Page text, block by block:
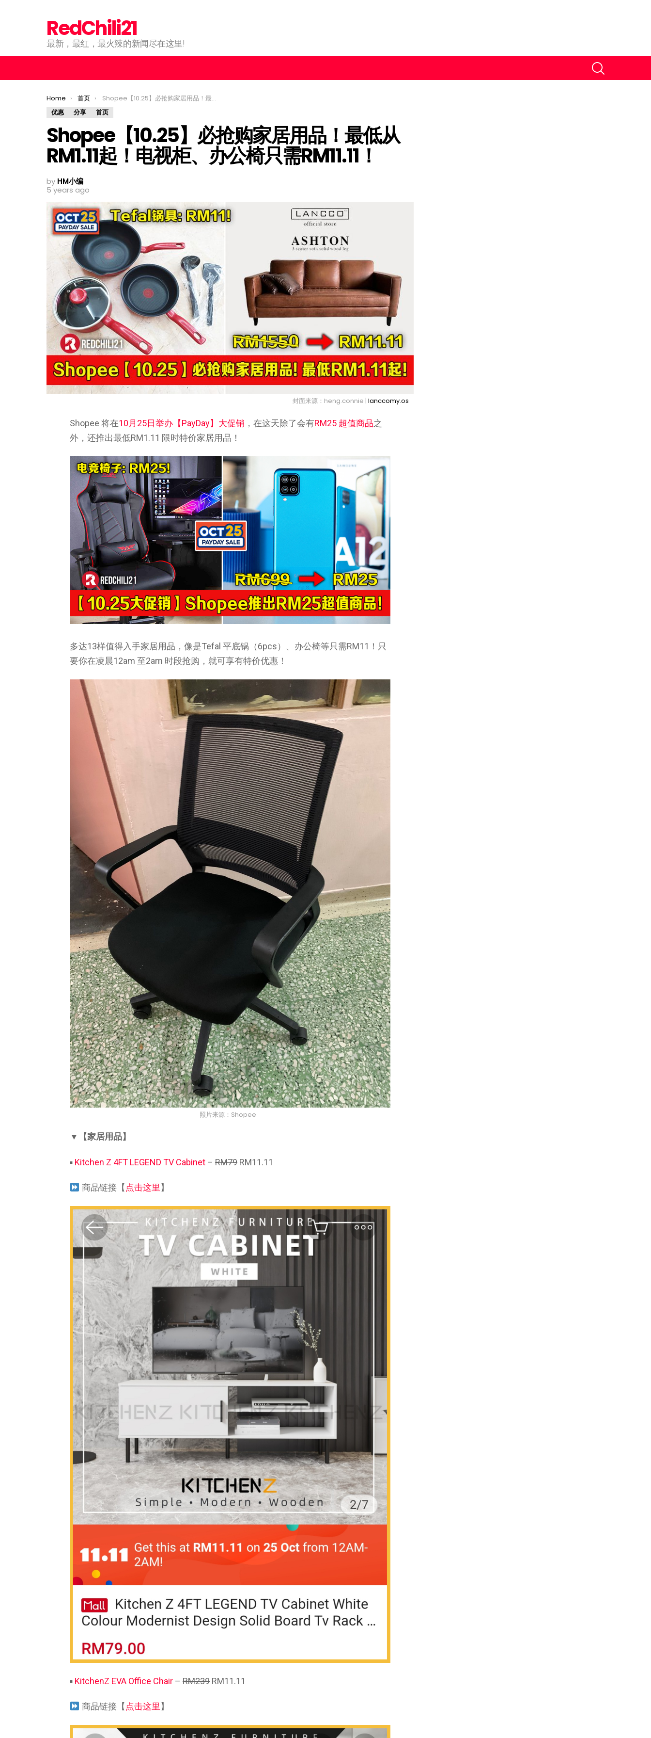
RedChili21
最新，最红，最火辣的新闻尽在这里!
You are here:
Home 首页
Shopee【10.25】必抢购家居用品！最低从RM1.11起！电视柜、办公椅只需RM11.11！
优惠
分享 首页
Shopee【10.25】必抢购家居用品！最低从
RM1.11起！电视柜、办公椅只需RM11.11！
by HM小编
5 years ago
封面来源：heng.connie | lanccomy.os
Shopee 将在10月25日举办【PayDay】大促销 ，在这天除了会有RM25 超值商品之
外，还推出最低RM1.11 限时特价家居用品！
多达13样值得入手家居用品，像是Tefal 平底锅（6pcs）、办公椅等只需RM11！只
要你在凌晨12am 至2am 时段抢购，就可享有特价优惠！
照片来源：Shopee
▼【家居用品】
▪ Kitchen Z 4FT LEGEND TV Cabinet – RM79 RM11.11
商品链接【 点击这里 】
▪ KitchenZ EVA Office Chair – RM239 RM11.11
商品链接【 点击这里 】